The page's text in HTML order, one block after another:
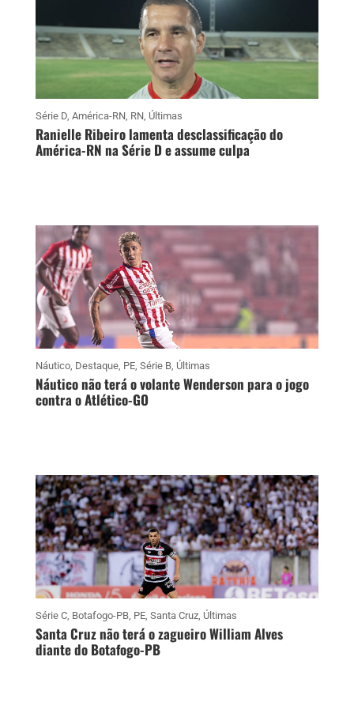
Série D, América-RN, RN, Últimas
Ranielle Ribeiro lamenta desclassificação do
América-RN na Série D e assume culpa
Náutico, Destaque, PE, Série B, Últimas
Náutico não terá o volante Wenderson para o jogo
contra o Atlético-GO
Série C, Botafogo-PB, PE, Santa Cruz, Últimas
Santa Cruz não terá o zagueiro William Alves
diante do Botafogo-PB